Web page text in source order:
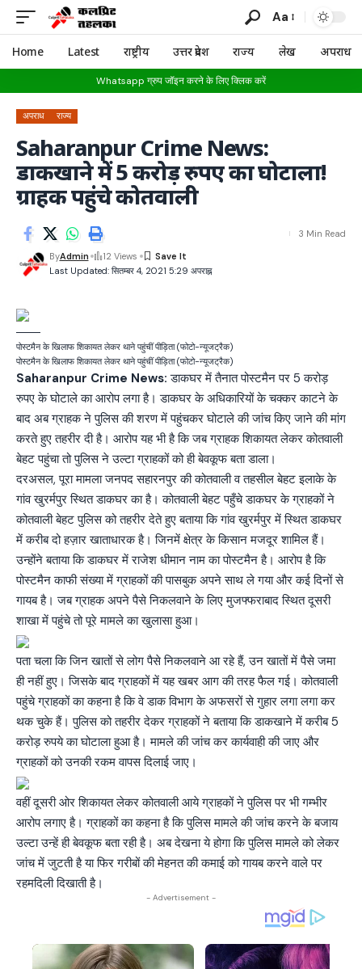
Aa
Home Latest राष्ट्रीय उत्तर प्रदेश राज्य लेख अपराध
Whatsapp ग्रुप जॉइन करने के लिए क्लिक करें
अपराध राज्य
Saharanpur Crime News:
डाकखाने में 5 करोड़ रुपए का घोटाला!
ग्राहक पहुंचे कोतवाली
Last Updated: सितम्बर 4, 2021 5:29 अपराह्न
ByAdmin 12 Views
3 Min Read
पोस्टमैन के खिलाफ शिकायत लेकर थाने पहुंचीं पीड़िता (फोटो-न्यूजट्रैक)
पोस्टमैन के खिलाफ शिकायत लेकर थाने पहुंचीं पीड़िता (फोटो-न्यूजट्रैक)
Saharanpur Crime News: डाकघर में तैनात पोस्टमैन पर 5 करोड़
रुपए के घोटाले का आरोप लगा है। डाकघर के अधिकारियों के चक्कर काटने के
बाद अब ग्राहक ने पुलिस की शरण में पहुंचकर घोटाले की जांच किए जाने की मांग
करते हुए तहरीर दी है। आरोप यह भी है कि जब ग्राहक शिकायत लेकर कोतवाली
बेहट पहुंचा तो पुलिस ने उल्टा ग्राहकों को ही बेवकूफ बता डाला।
दरअसल, पूरा मामला जनपद सहारनपुर की कोतवाली व तहसील बेहट इलाके के
गांव खुरर्मपुर स्थित डाकघर का है। कोतवाली बेहट पहुँचे डाकघर के ग्राहकों ने
कोतवाली बेहट पुलिस को तहरीर देते हुए बताया कि गांव खुरर्मपुर में स्थित डाकघर
में करीब दो हज़ार खाताधारक है। जिनमें क्षेत्र के किसान मजदूर शामिल हैं।
उन्होंने बताया कि डाकघर में राजेश धीमान नाम का पोस्टमैन है। आरोप है कि
पोस्टमैन काफी संख्या में ग्राहकों की पासबुक अपने साथ ले गया और कई दिनों से
गायब है। जब ग्राहक अपने पैसे निकलवाने के लिए मुजफ्फराबाद स्थित दूसरी
शाखा में पहुंचे तो पूरे मामले का खुलासा हुआ।
पता चला कि जिन खातों से लोग पैसे निकलवाने आ रहे हैं, उन खातों में पैसे जमा
ही नहीं हुए। जिसके बाद ग्राहकों में यह खबर आग की तरह फैल गई। कोतवाली
पहुंचे ग्राहकों का कहना है कि वे डाक विभाग के अफसरों से गुहार लगा लगा कर
थक चुके हैं। पुलिस को तहरीर देकर ग्राहकों ने बताया कि डाकखाने में करीब 5
करोड़ रुपये का घोटाला हुआ है। मामले की जांच कर कार्यवाही की जाए और
ग्राहकों को उनकी रकम वापस दिलाई जाए।
वहीं दूसरी ओर शिकायत लेकर कोतवाली आये ग्राहकों ने पुलिस पर भी गम्भीर
आरोप लगाए है। ग्राहकों का कहना है कि पुलिस मामले की जांच करने के बजाय
उल्टा उन्हें ही बेवकूफ बता रही है। अब देखना ये होगा कि पुलिस मामले को लेकर
जांच में जुटती है या फिर गरीबों की मेहनत की कमाई को गायब करने वाले पर
रहमदिली दिखाती है।
- Advertisement -